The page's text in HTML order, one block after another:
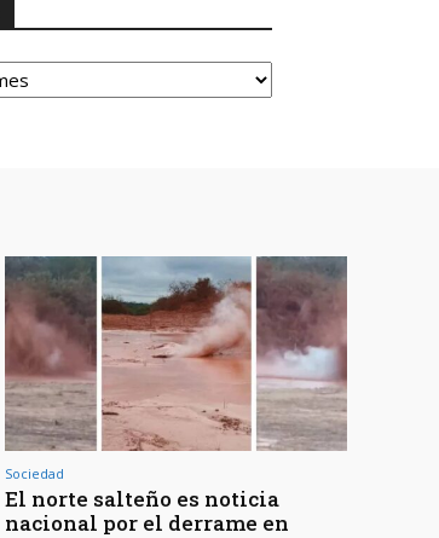
Sociedad
El norte salteño es noticia
nacional por el derrame en